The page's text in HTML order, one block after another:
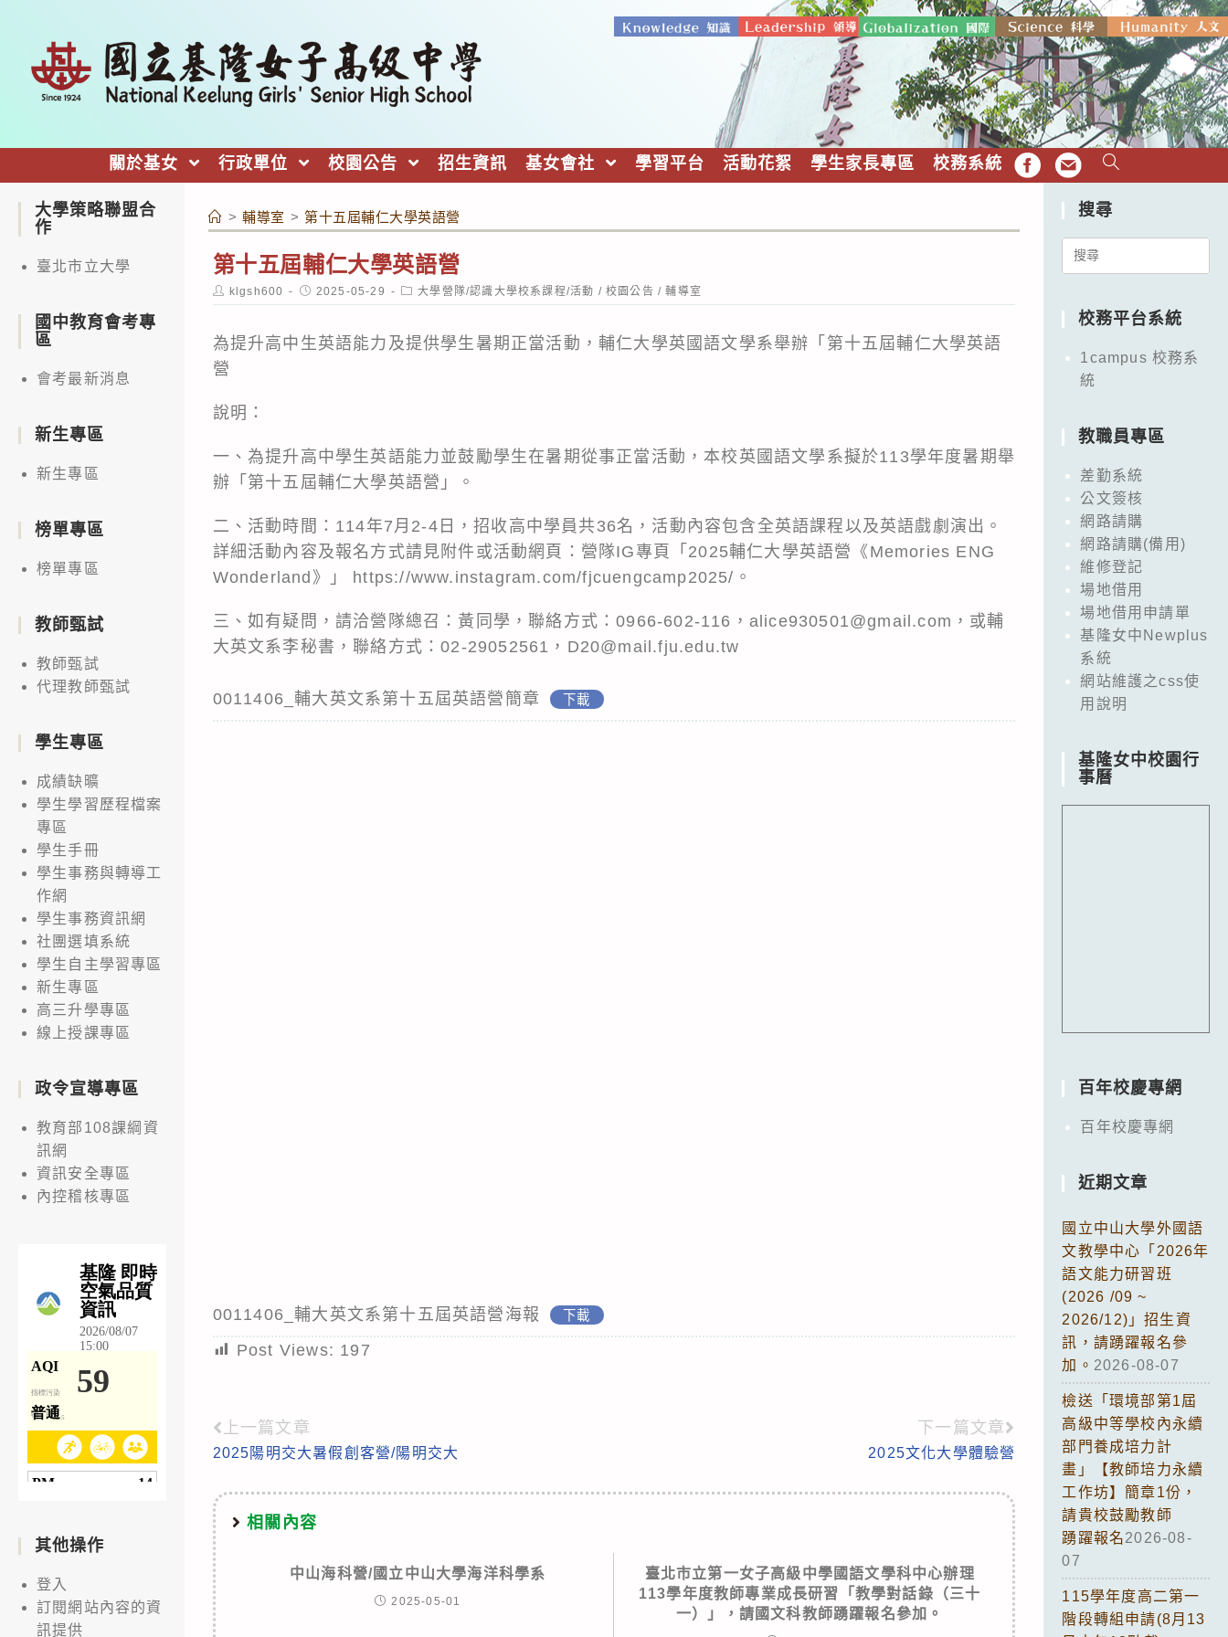
關於基女 行政單位 校園公告 招生資訊 基女會社 學習平台 活動花絮 學生家長專區 校務系統 FB EMAIL
> 輔導室 > 第十五屆輔仁大學英語營
第十五屆輔仁大學英語營
Post
author:
klgsh600
Post
published:
2025-05-29
Post
category:
大學營隊/認識大學校系課程/活動 / 校園公告 / 輔導室
為提升高中生英語能力及提供學生暑期正當活動，輔仁大學英國語文學系舉辦「第十五屆輔仁大學英語
營
說明：
一、為提升高中學生英語能力並鼓勵學生在暑期從事正當活動，本校英國語文學系擬於113學年度暑期舉
辦「第十五屆輔仁大學英語營」。
二、活動時間：114年7月2-4日，招收高中學員共36名，活動內容包含全英語課程以及英語戲劇演出。
詳細活動內容及報名方式請見附件或活動網頁：營隊IG專頁「2025輔仁大學英語營《Memories ENG
Wonderland》」 https://www.instagram.com/fjcuengcamp2025/。
三、如有疑問，請洽營隊總召：黃同學，聯絡方式：0966-602-116，alice930501@gmail.com，或輔
大英文系李秘書，聯絡方式：02-29052561，D20@mail.fju.edu.tw
0011406_輔大英文系第十五屆英語營簡章 下載
0011406_輔大英文系第十五屆英語營海報 下載
Post Views: 197
Read
more
articles
上一篇文章
2025陽明交大暑假創客營/陽明交大
下一篇文章
2025文化大學體驗營
相關內容
中山海科營/國立中山大學海洋科學系
2025-05-01
臺北市立第一女子高級中學國語文學科中心辦理
113學年度教師專業成長研習「教學對話錄（三十
一）」，請國文科教師踴躍報名參加。
大學策略聯盟合
作
臺北市立大學
國中教育會考專
區
會考最新消息
新生專區
新生專區
榜單專區
榜單專區
教師甄試
教師甄試
代理教師甄試
學生專區
成績缺曠
學生學習歷程檔案
專區
學生手冊
學生事務與轉導工
作網
學生事務資訊網
社團選填系統
學生自主學習專區
新生專區
高三升學專區
線上授課專區
政令宣導專區
教育部108課綱資
訊網
資訊安全專區
內控稽核專區
其他操作
登入
訂閱網站內容的資
訊提供
搜尋
Search
校務平台系統
1campus 校務系
統
教職員專區
差勤系統
公文簽核
網路請購
網路請購(備用)
維修登記
場地借用
場地借用申請單
基隆女中Newplus
系統
網站維護之css使
用說明
基隆女中校園行
事曆
百年校慶專網
百年校慶專網
近期文章
國立中山大學外國語
文教學中心「2026年
語文能力研習班
(2026 /09 ~
2026/12)」招生資
訊，請踴躍報名參
加。 2026-08-07
檢送「環境部第1屆
高級中等學校內永續
部門養成培力計
畫」【教師培力永續
工作坊】簡章1份，
請貴校鼓勵教師
踴躍報名2026-08-
07
115學年度高二第一
階段轉組申請(8月13